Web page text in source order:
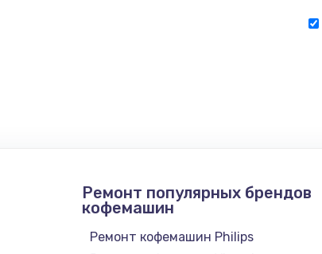
Ремонт популярных брендов
кофемашин
Ремонт кофемашин Philips